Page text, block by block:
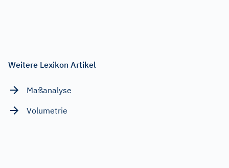
Weitere Lexikon Artikel
Maßanalyse
Volumetrie